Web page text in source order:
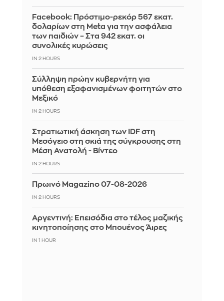
Facebook: Πρόστιμο-ρεκόρ 567 εκατ.
δολαρίων στη Meta για την ασφάλεια
των παιδιών – Στα 942 εκατ. οι
συνολικές κυρώσεις
IN 2 HOURS
Σύλληψη πρώην κυβερνήτη για
υπόθεση εξαφανισμένων φοιτητών στο
Μεξικό
IN 2 HOURS
Στρατιωτική άσκηση των IDF στη
Μεσόγειο στη σκιά της σύγκρουσης στη
Μέση Ανατολή - Βίντεο
IN 2 HOURS
Πρωινό Magazino 07-08-2026
IN 2 HOURS
Αργεντινή: Επεισόδια στο τέλος μαζικής
κινητοποίησης στο Μπουένος Άιρες
IN 1 HOUR